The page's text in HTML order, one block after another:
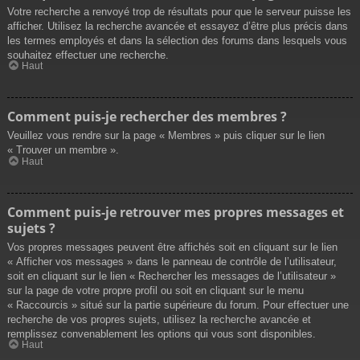
Votre recherche a renvoyé trop de résultats pour que le serveur puisse les
afficher. Utilisez la recherche avancée et essayez d’être plus précis dans
les termes employés et dans la sélection des forums dans lesquels vous
souhaitez effectuer une recherche.
Haut
Comment puis-je rechercher des membres ?
Veuillez vous rendre sur la page « Membres » puis cliquer sur le lien
« Trouver un membre ».
Haut
Comment puis-je retrouver mes propres messages et
sujets ?
Vos propres messages peuvent être affichés soit en cliquant sur le lien
« Afficher vos messages » dans le panneau de contrôle de l’utilisateur,
soit en cliquant sur le lien « Rechercher les messages de l’utilisateur »
sur la page de votre propre profil ou soit en cliquant sur le menu
« Raccourcis » situé sur la partie supérieure du forum. Pour effectuer une
recherche de vos propres sujets, utilisez la recherche avancée et
remplissez convenablement les options qui vous sont disponibles.
Haut